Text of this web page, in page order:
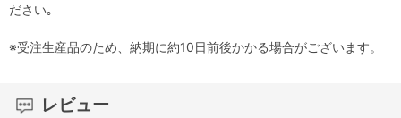
ださい｡
※受注生産品のため、納期に約10日前後かかる場合がございます。
レビュー